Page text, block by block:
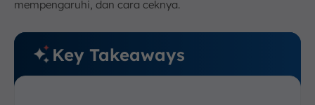
mempengaruhi, dan cara ceknya.
Key Takeaways